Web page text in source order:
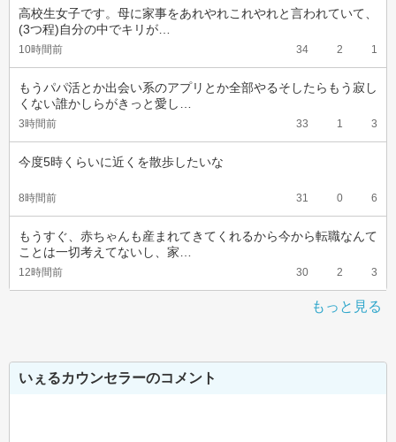
高校生女子です。母に家事をあれやれこれやれと言われていて、
(3つ程)自分の中でキリが…
10時間前 34 2 1
もうパパ活とか出会い系のアプリとか全部やるそしたらもう寂し
くない誰かしらがきっと愛し…
3時間前 33 1 3
今度5時くらいに近くを散歩したいな
8時間前 31 0 6
もうすぐ、赤ちゃんも産まれてきてくれるから今から転職なんて
ことは一切考えてないし、家…
12時間前 30 2 3
もっと見る
いぇるカウンセラーのコメント